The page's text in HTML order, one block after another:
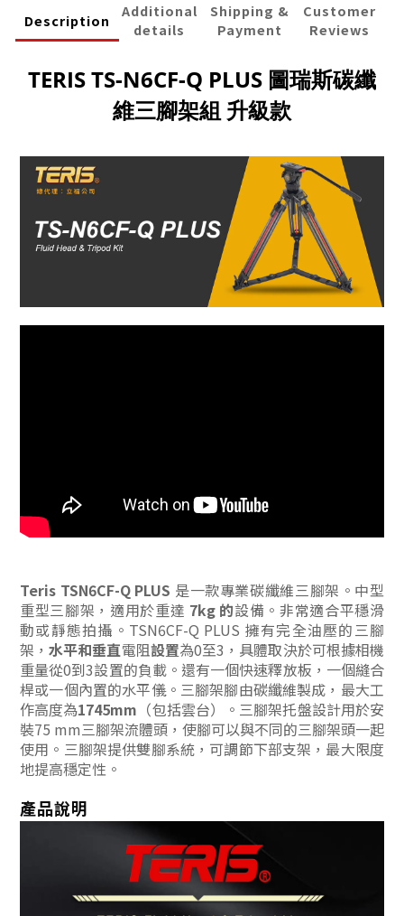
Description
Additional
details
Shipping &
Payment
Customer
Reviews
TERIS TS-N6CF-Q PLUS 圖瑞斯碳纖
維三腳架組 升級款
Teris TSN6CF-Q PLUS 是一款專業碳纖維三腳架。中型
重型三腳架，適用於重達 7kg 的設備。非常適合平穩滑
動或靜態拍攝。TSN6CF-Q PLUS 擁有完全油壓的三腳
架，水平和垂直電阻設置為0至3，具體取決於可根據相機
重量從0到3設置的負載。還有一個快速釋放板，一個縫合
桿或一個內置的水平儀。三腳架腳由碳纖維製成，最大工
作高度為1745mm （包括雲台）。三腳架托盤設計用於安
裝75 mm三腳架流體頭，使腳可以與不同的三腳架頭一起
使用。三腳架提供雙腳系統，可調節下部支架，最大限度
地提高穩定性。
產品說明